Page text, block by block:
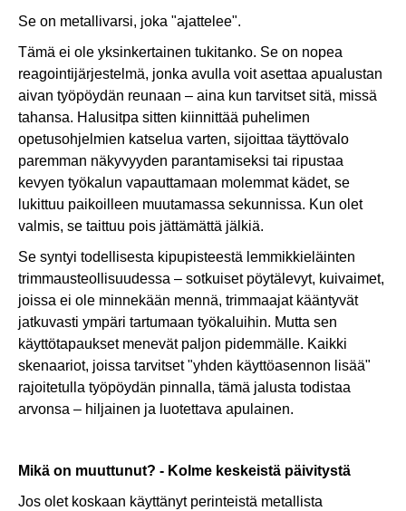
Se on metallivarsi, joka "ajattelee".
Tämä ei ole yksinkertainen tukitanko. Se on nopea
reagointijärjestelmä, jonka avulla voit asettaa apualustan
aivan työpöydän reunaan – aina kun tarvitset sitä, missä
tahansa. Halusitpa sitten kiinnittää puhelimen
opetusohjelmien katselua varten, sijoittaa täyttövalo
paremman näkyvyyden parantamiseksi tai ripustaa
kevyen työkalun vapauttamaan molemmat kädet, se
lukittuu paikoilleen muutamassa sekunnissa. Kun olet
valmis, se taittuu pois jättämättä jälkiä.
Se syntyi todellisesta kipupisteestä lemmikkieläinten
trimmausteollisuudessa – sotkuiset pöytälevyt, kuivaimet,
joissa ei ole minnekään mennä, trimmaajat kääntyvät
jatkuvasti ympäri tartumaan työkaluihin. Mutta sen
käyttötapaukset menevät paljon pidemmälle. Kaikki
skenaariot, joissa tarvitset "yhden käyttöasennon lisää"
rajoitetulla työpöydän pinnalla, tämä jalusta todistaa
arvonsa – hiljainen ja luotettava apulainen.
Mikä on muuttunut? - Kolme keskeistä päivitystä
Jos olet koskaan käyttänyt perinteistä metallista